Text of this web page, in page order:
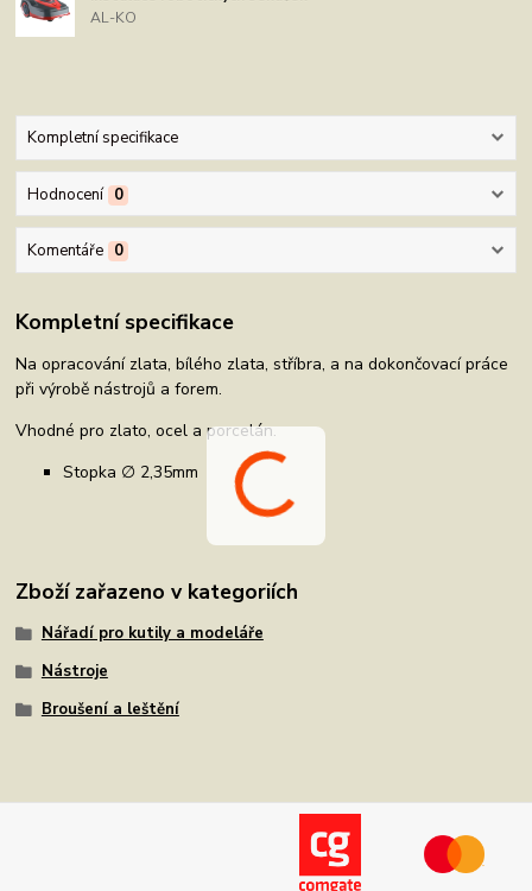
AL-KO
Kompletní specifikace
Hodnocení 0
Komentáře 0
Kompletní specifikace
Na opracování zlata, bílého zlata, stříbra, a na dokončovací práce
při výrobě nástrojů a forem.
Vhodné pro zlato, ocel a porcelán.
Stopka ∅ 2,35mm
Zboží zařazeno v kategoriích
Nářadí pro kutily a modeláře
Nástroje
Broušení a leštění